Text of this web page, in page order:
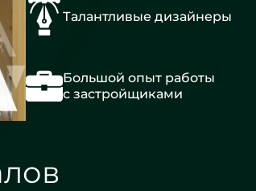
Талантливые дизайнеры
Большой опыт работы
с застройщиками